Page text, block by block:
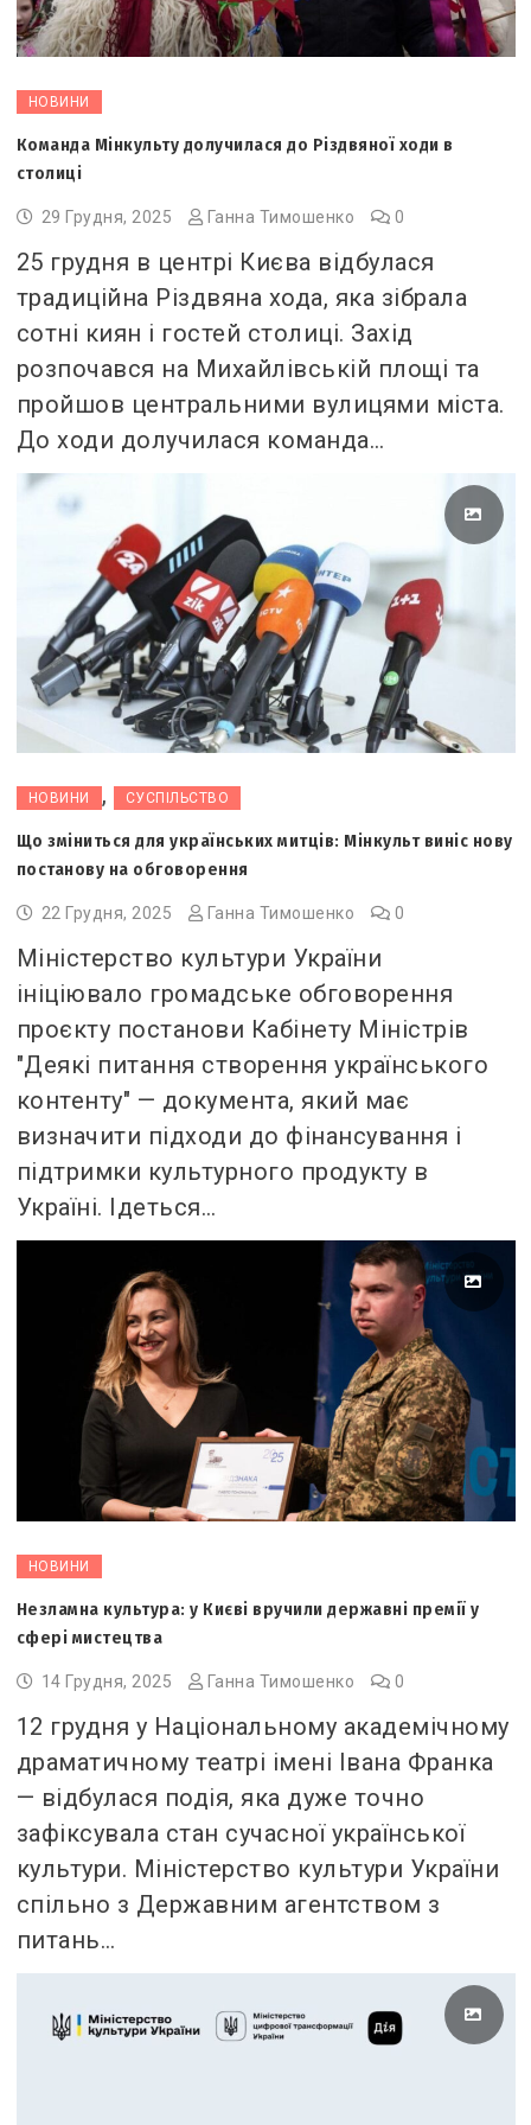
НОВИНИ
Команда Мінкульту долучилася до Різдвяної ходи в
столиці
29 Грудня, 2025 Ганна Тимошенко 0
25 грудня в центрі Києва відбулася
традиційна Різдвяна хода, яка зібрала
сотні киян і гостей столиці. Захід
розпочався на Михайлівській площі та
пройшов центральними вулицями міста.
До ходи долучилася команда…
НОВИНИ , СУСПІЛЬСТВО
Що зміниться для українських митців: Мінкульт виніс нову
постанову на обговорення
22 Грудня, 2025 Ганна Тимошенко 0
Міністерство культури України
ініціювало громадське обговорення
проєкту постанови Кабінету Міністрів
"Деякі питання створення українського
контенту" — документа, який має
визначити підходи до фінансування і
підтримки культурного продукту в
Україні. Ідеться…
НОВИНИ
Незламна культура: у Києві вручили державні премії у
сфері мистецтва
14 Грудня, 2025 Ганна Тимошенко 0
12 грудня у Національному академічному
драматичному театрі імені Івана Франка
— відбулася подія, яка дуже точно
зафіксувала стан сучасної української
культури. Міністерство культури України
спільно з Державним агентством з
питань…